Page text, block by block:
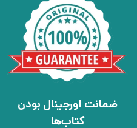
ضمانت اورجینال بودن
کتاب‌ها